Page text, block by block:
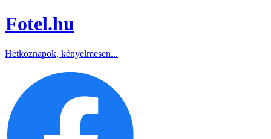
Fotel.hu
Hétköznapok, kényelmesen...